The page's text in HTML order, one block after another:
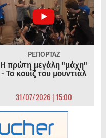
ΡΕΠΟΡΤΑΖ
Η πρώτη μεγάλη "μάχη"
- Το κουίζ του μουντιάλ
31/07/2026 | 15:00